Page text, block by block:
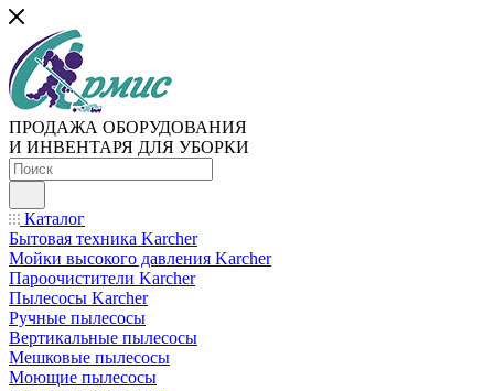
ПРОДАЖА ОБОРУДОВАНИЯ
И ИНВЕНТАРЯ ДЛЯ УБОРКИ
Каталог
Бытовая техника Karcher
Мойки высокого давления Karcher
Пароочистители Karcher
Пылесосы Karcher
Ручные пылесосы
Вертикальные пылесосы
Мешковые пылесосы
Моющие пылесосы